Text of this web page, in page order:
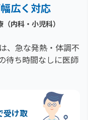
広く対応
内科・小児科）
、急な発熱・体調不
待ち時間なしに医師
受け取